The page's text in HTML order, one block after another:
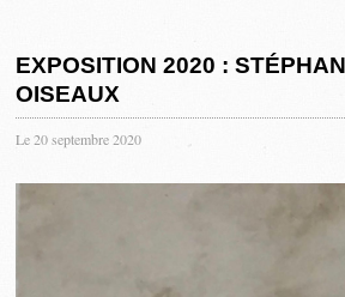
EXPOSITION 2020 :
OISEAUX
Le 20 septembre 2020